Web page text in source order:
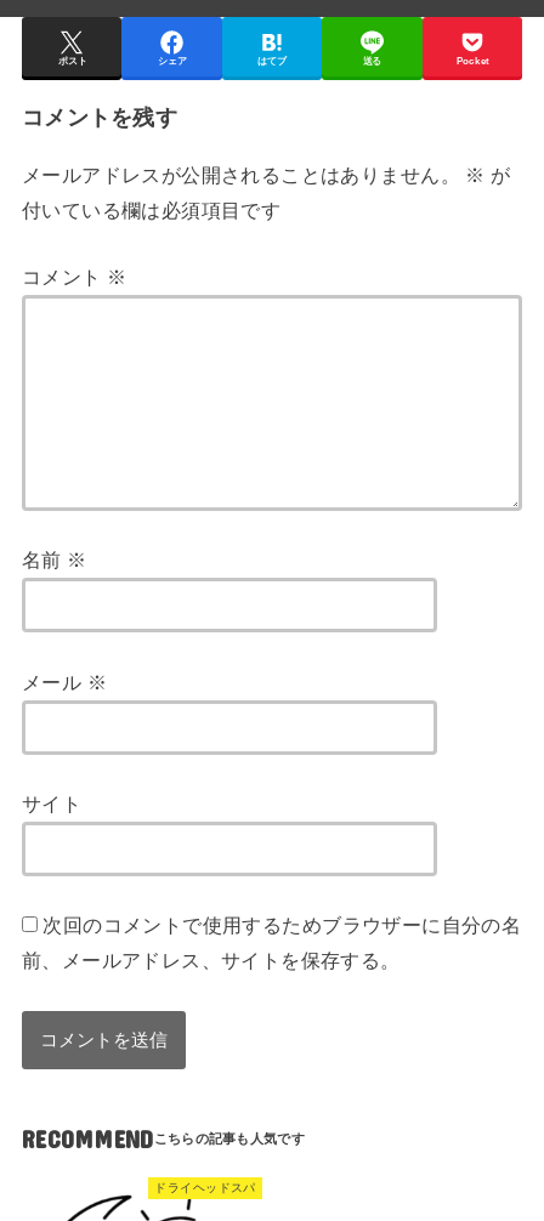
ポスト シェア はてブ 送る Pocket
コメントを残す
メールアドレスが公開されることはありません。 ※ が
付いている欄は必須項目です
コメント ※
名前 ※
メール ※
サイト
次回のコメントで使用するためブラウザーに自分の名
前、メールアドレス、サイトを保存する。
RECOMMEND
ドライヘッドスパ